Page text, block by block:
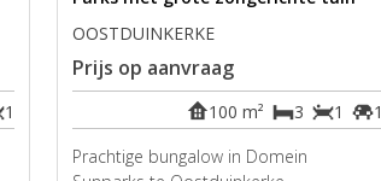
1
OOSTDUINKERKE
Prijs op aanvraag
1
1
3
100 m²
Prachtige bungalow in Domein